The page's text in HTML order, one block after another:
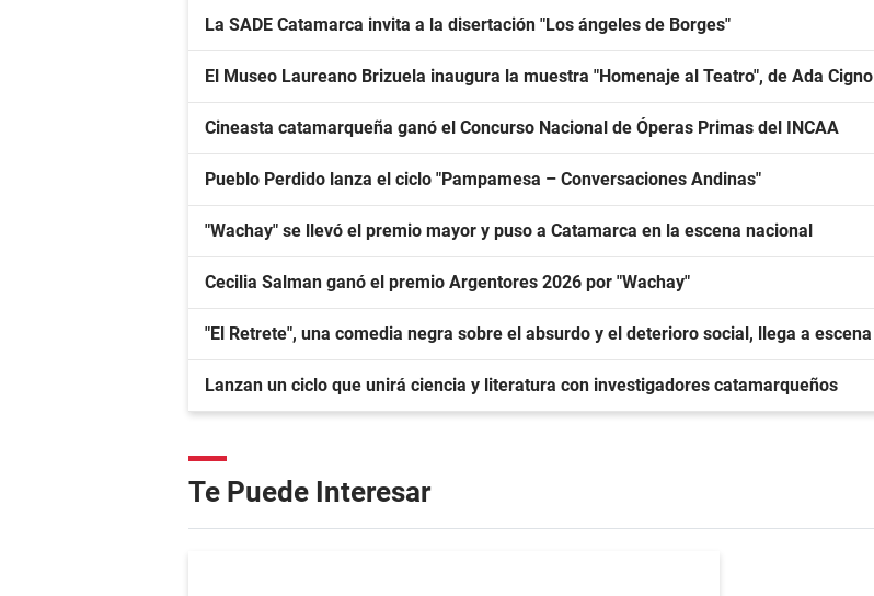
La SADE Catamarca invita a la disertación "Los ángeles de Borges"
El Museo Laureano Brizuela inaugura la muestra "Homenaje al Teatro", de Ada Cigno
Cineasta catamarqueña ganó el Concurso Nacional de Óperas Primas del INCAA
Pueblo Perdido lanza el ciclo "Pampamesa – Conversaciones Andinas"
"Wachay" se llevó el premio mayor y puso a Catamarca en la escena nacional
Cecilia Salman ganó el premio Argentores 2026 por "Wachay"
"El Retrete", una comedia negra sobre el absurdo y el deterioro social, llega a escena
Lanzan un ciclo que unirá ciencia y literatura con investigadores catamarqueños
Te Puede Interesar